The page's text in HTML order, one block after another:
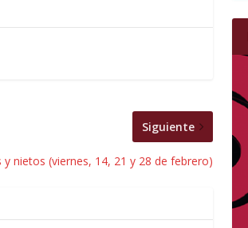
Siguiente
y nietos (viernes, 14, 21 y 28 de febrero)